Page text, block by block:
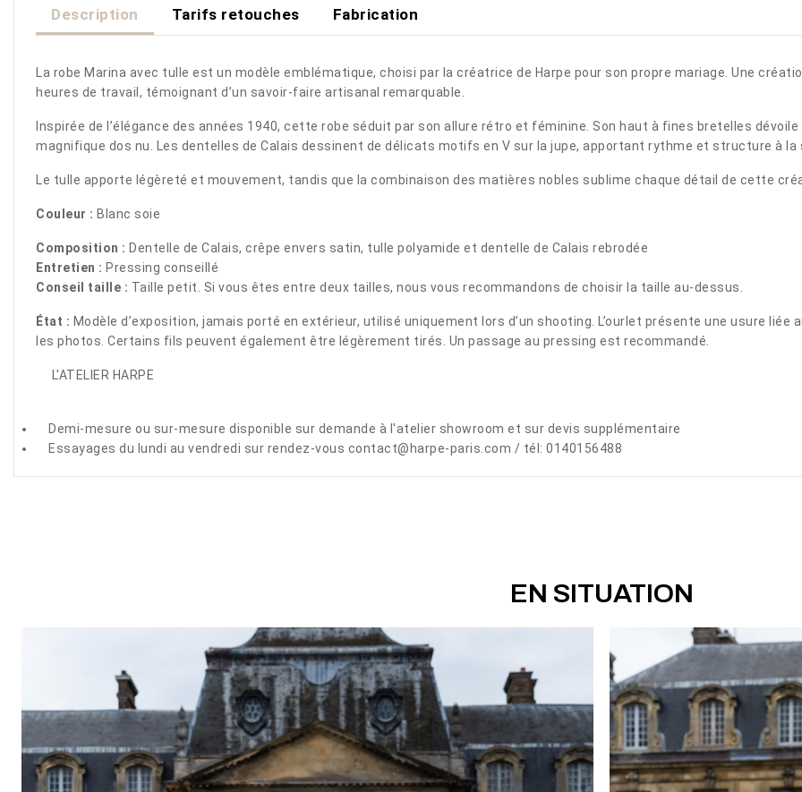
Description Tarifs retouches Fabrication
La robe Marina avec tulle est un modèle emblématique, choisi par la créatrice de Harpe pour son propre mariage. Une
heures de travail, témoignant d’un savoir-faire artisanal remarquable.
Inspirée de l’élégance des années 1940, cette robe séduit par son allure rétro et féminine. Son haut à fines bretelles dévoile
magnifique dos nu. Les dentelles de Calais dessinent de délicats motifs en V sur la jupe, apportant rythme et structure à la
Le tulle apporte légèreté et mouvement, tandis que la combinaison des matières nobles sublime chaque détail de cette
Couleur : Blanc soie
Composition : Dentelle de Calais, crêpe envers satin, tulle polyamide et dentelle de Calais rebrodée
Entretien : Pressing conseillé
Conseil taille : Taille petit. Si vous êtes entre deux tailles, nous vous recommandons de choisir la taille au-dessus.
État : Modèle d’exposition, jamais porté en extérieur, utilisé uniquement lors d’un shooting. L’ourlet présente une usure
les photos. Certains fils peuvent également être légèrement tirés. Un passage au pressing est recommandé.
L'ATELIER HARPE
Demi-mesure ou sur-mesure disponible sur demande à l'atelier showroom et sur devis supplémentaire
Essayages du lundi au vendredi sur rendez-vous contact@harpe-paris.com / tél: 0140156488
EN SITUATION